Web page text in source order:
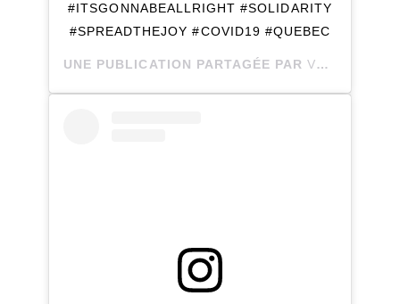
#ITSGONNABEALLRIGHT #SOLIDARITY
#SPREADTHEJOY #COVID19 #QUEBEC
UNE PUBLICATION PARTAGÉE PARVANESSA